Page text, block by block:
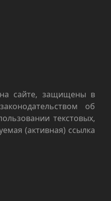
сайте, защищены в
об
текстовых,
(активная) ссылка